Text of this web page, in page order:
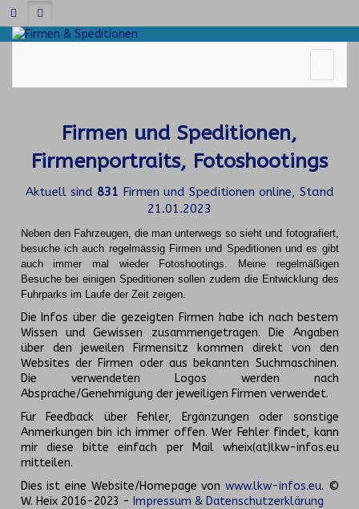
Firmen und Speditionen,
Firmenportraits, Fotoshootings
Aktuell sind 831 Firmen und Speditionen online, Stand
21.01.2023
Neben den Fahrzeugen, die man unterwegs so sieht und fotografiert,
besuche ich auch regelmässig Firmen und Speditionen und es gibt
auch immer mal wieder Fotoshootings.
Meine regelmäßigen
Besuche bei einigen Speditionen sollen zudem die Entwicklung des
Fuhrparks im Laufe der Zeit zeigen.
Die Infos über die gezeigten Firmen habe ich nach bestem
Wissen und Gewissen zusammengetragen. Die Angaben
über den jeweilen Firmensitz kommen direkt von den
Websites der Firmen oder aus bekannten Suchmaschinen.
Die verwendeten Logos werden nach
Absprache/Genehmigung der jeweiligen Firmen verwendet.
Für Feedback über Fehler, Ergänzungen oder sonstige
Anmerkungen bin ich immer offen. Wer Fehler findet, kann
mir diese bitte einfach per Mail wheix(at)lkw-infos.eu
mitteilen.
Dies ist eine Website/Homepage von www.lkw-infos.eu. ©
W. Heix 2016-2023 - Impressum & Datenschutzerklärung